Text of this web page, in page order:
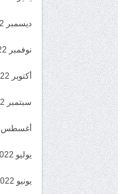
ديسمبر 2022
نوفمبر 2022
أكتوبر 2022
سبتمبر 2022
أغسطس 2022
يوليو 2022
يونيو 2022